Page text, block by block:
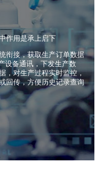
作用是承上启下
衔接，获取生产订单数据
设备通讯，下发生产数
，对生产过程实时监控，
回传，方便历史记录查询